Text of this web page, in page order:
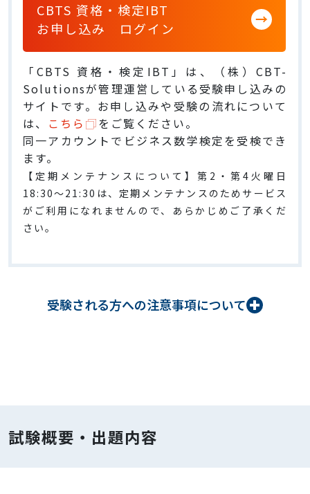
CBTS 資格・検定IBT
お申し込み ログイン
「CBTS 資格・検定IBT」は、（株）CBT-
Solutionsが管理運営している受験申し込みの
サイトです。お申し込みや受験の流れについて
は、 こちら
をご覧ください。
同一アカウントでビジネス数学検定を受検でき
ます。
【定期メンテナンスについて】第2・第4火曜日
18:30～21:30は、定期メンテナンスのためサービス
がご利用になれませんので、あらかじめご了承くだ
さい。
受験される方への注意事項について
試験概要・出題内容